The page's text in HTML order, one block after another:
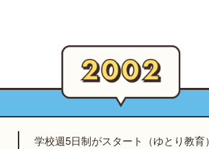
学校週5日制がスタート（ゆとり教